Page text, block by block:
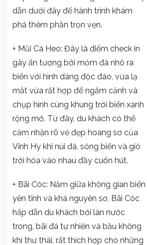
dẫn dưới đây để hành trình khám
phá thêm phần trọn vẹn.
+ Mũi Cá Heo: Đây là điểm check in
gây ấn tượng bởi mỏm đá nhô ra
biển với hình dáng độc đáo, vừa lạ
mắt vừa rất hợp để ngắm cảnh và
chụp hình cùng khung trời biển xanh
rộng mở. Từ đây, du khách có thể
cảm nhận rõ vẻ đẹp hoang sơ của
Vĩnh Hy khi núi đá, sóng biển và gió
trời hòa vào nhau đầy cuốn hút.
+ Bãi Cóc: Nằm giữa không gian biển
yên tĩnh và khá nguyên sơ, Bãi Cóc
hấp dẫn du khách bởi làn nước
trong, bãi đá tự nhiên và bầu không
khí thư thái, rất thích hợp cho những